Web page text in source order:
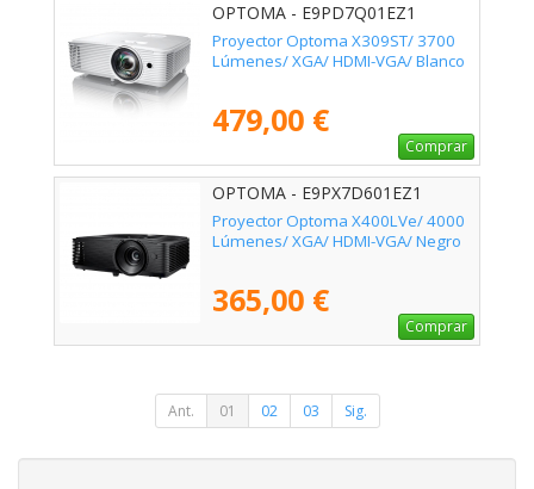
OPTOMA - E9PD7Q01EZ1
Proyector Optoma X309ST/ 3700
Lúmenes/ XGA/ HDMI-VGA/ Blanco
479,00 €
Comprar
OPTOMA - E9PX7D601EZ1
Proyector Optoma X400LVe/ 4000
Lúmenes/ XGA/ HDMI-VGA/ Negro
365,00 €
Comprar
Ant. 01 02 03 Sig.